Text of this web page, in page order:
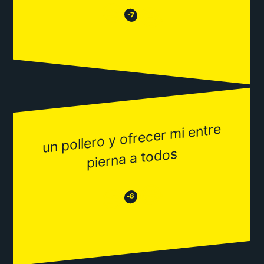
😒 -7 😂
un pollero y ofrecer
mi entre
pierna a todos
😒 -8 😂